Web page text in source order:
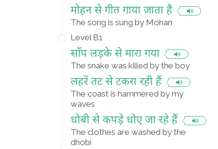
मोहन से गीत गाया जाता है
The song is sung by Mohan
Level B1
साँप लड़के से मारा गया
The snake was killed by the boy
लहरें तट से टकरा रही हैं
The coast is hammered by my
waves
धोबी से कपड़े धोए जा रहे हैं
The clothes are washed by the
dhobi